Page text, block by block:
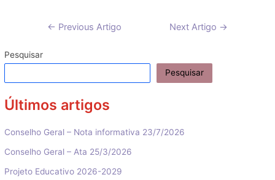
Navegação
artigos
← Previous Artigo Next Artigo →
Pesquisar
Pesquisar
Últimos artigos
Conselho Geral – Nota informativa 23/7/2026
Conselho Geral – Ata 25/3/2026
Projeto Educativo 2026-2029